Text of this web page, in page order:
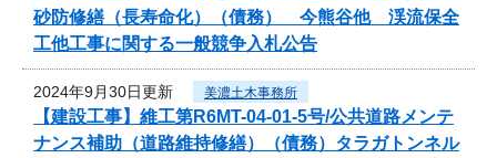
砂防修繕（長寿命化）（債務） 今熊谷他 渓流保全
工他工事に関する一般競争入札公告
2024年9月30日更新 美濃土木事務所
【建設工事】維工第R6MT-04-01-5号/公共道路メンテ
ナンス補助（道路維持修繕）（債務）タラガトンネル